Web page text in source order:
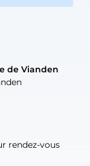
de Vianden
rendez-vous
de Vianden
rendez-vous
de Vianden
de Vianden